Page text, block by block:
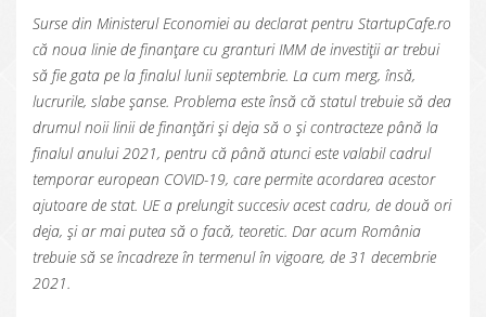
Surse din Ministerul Economiei au declarat pentru StartupCafe.ro
că noua linie de finanțare cu granturi IMM de investiții ar trebui
să fie gata pe la finalul lunii septembrie. La cum merg, însă,
lucrurile, slabe șanse. Problema este însă că statul trebuie să dea
drumul noii linii de finanțări și deja să o și contracteze până la
finalul anului 2021, pentru că până atunci este valabil cadrul
temporar european COVID-19, care permite acordarea acestor
ajutoare de stat. UE a prelungit succesiv acest cadru, de două ori
deja, și ar mai putea să o facă, teoretic. Dar acum România
trebuie să se încadreze în termenul în vigoare, de 31 decembrie
2021.